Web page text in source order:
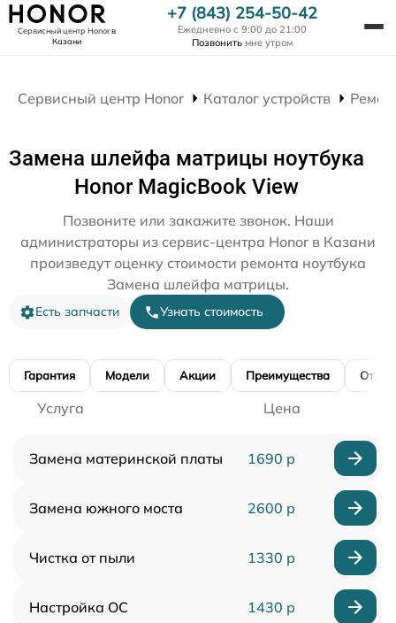
Сервисный центр Honorв
Казани
+7 (843) 254-50-42
Ежедневно с 9:00 до 21:00
Позвонить мне утром
Сервисный центр Honor Каталог устройств
Замена шлейфа матрицы ноутбука
Honor MagicBook View
Позвоните или закажите звонок. Наши
администраторы из сервис-центра Honor в Казани
произведут оценку стоимости ремонта ноутбука
Замена шлейфа матрицы.
Есть запчасти Узнать стоимость
Гарантия Модели Акции Преимущества
Услуга Цена
Замена материнской платы 1690 р
Замена южного моста 2600 р
Чистка от пыли 1330 р
Настройка ОС 1430 р